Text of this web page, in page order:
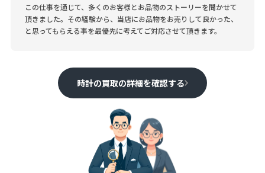
この仕事を通じて、多くのお客様とお品物のストーリーを聞かせて
頂きました。その経験から、当店にお品物をお売りして良かった、
と思ってもらえる事を最優先に考えてご対応させて頂きます。
時計の買取の詳細を確認する